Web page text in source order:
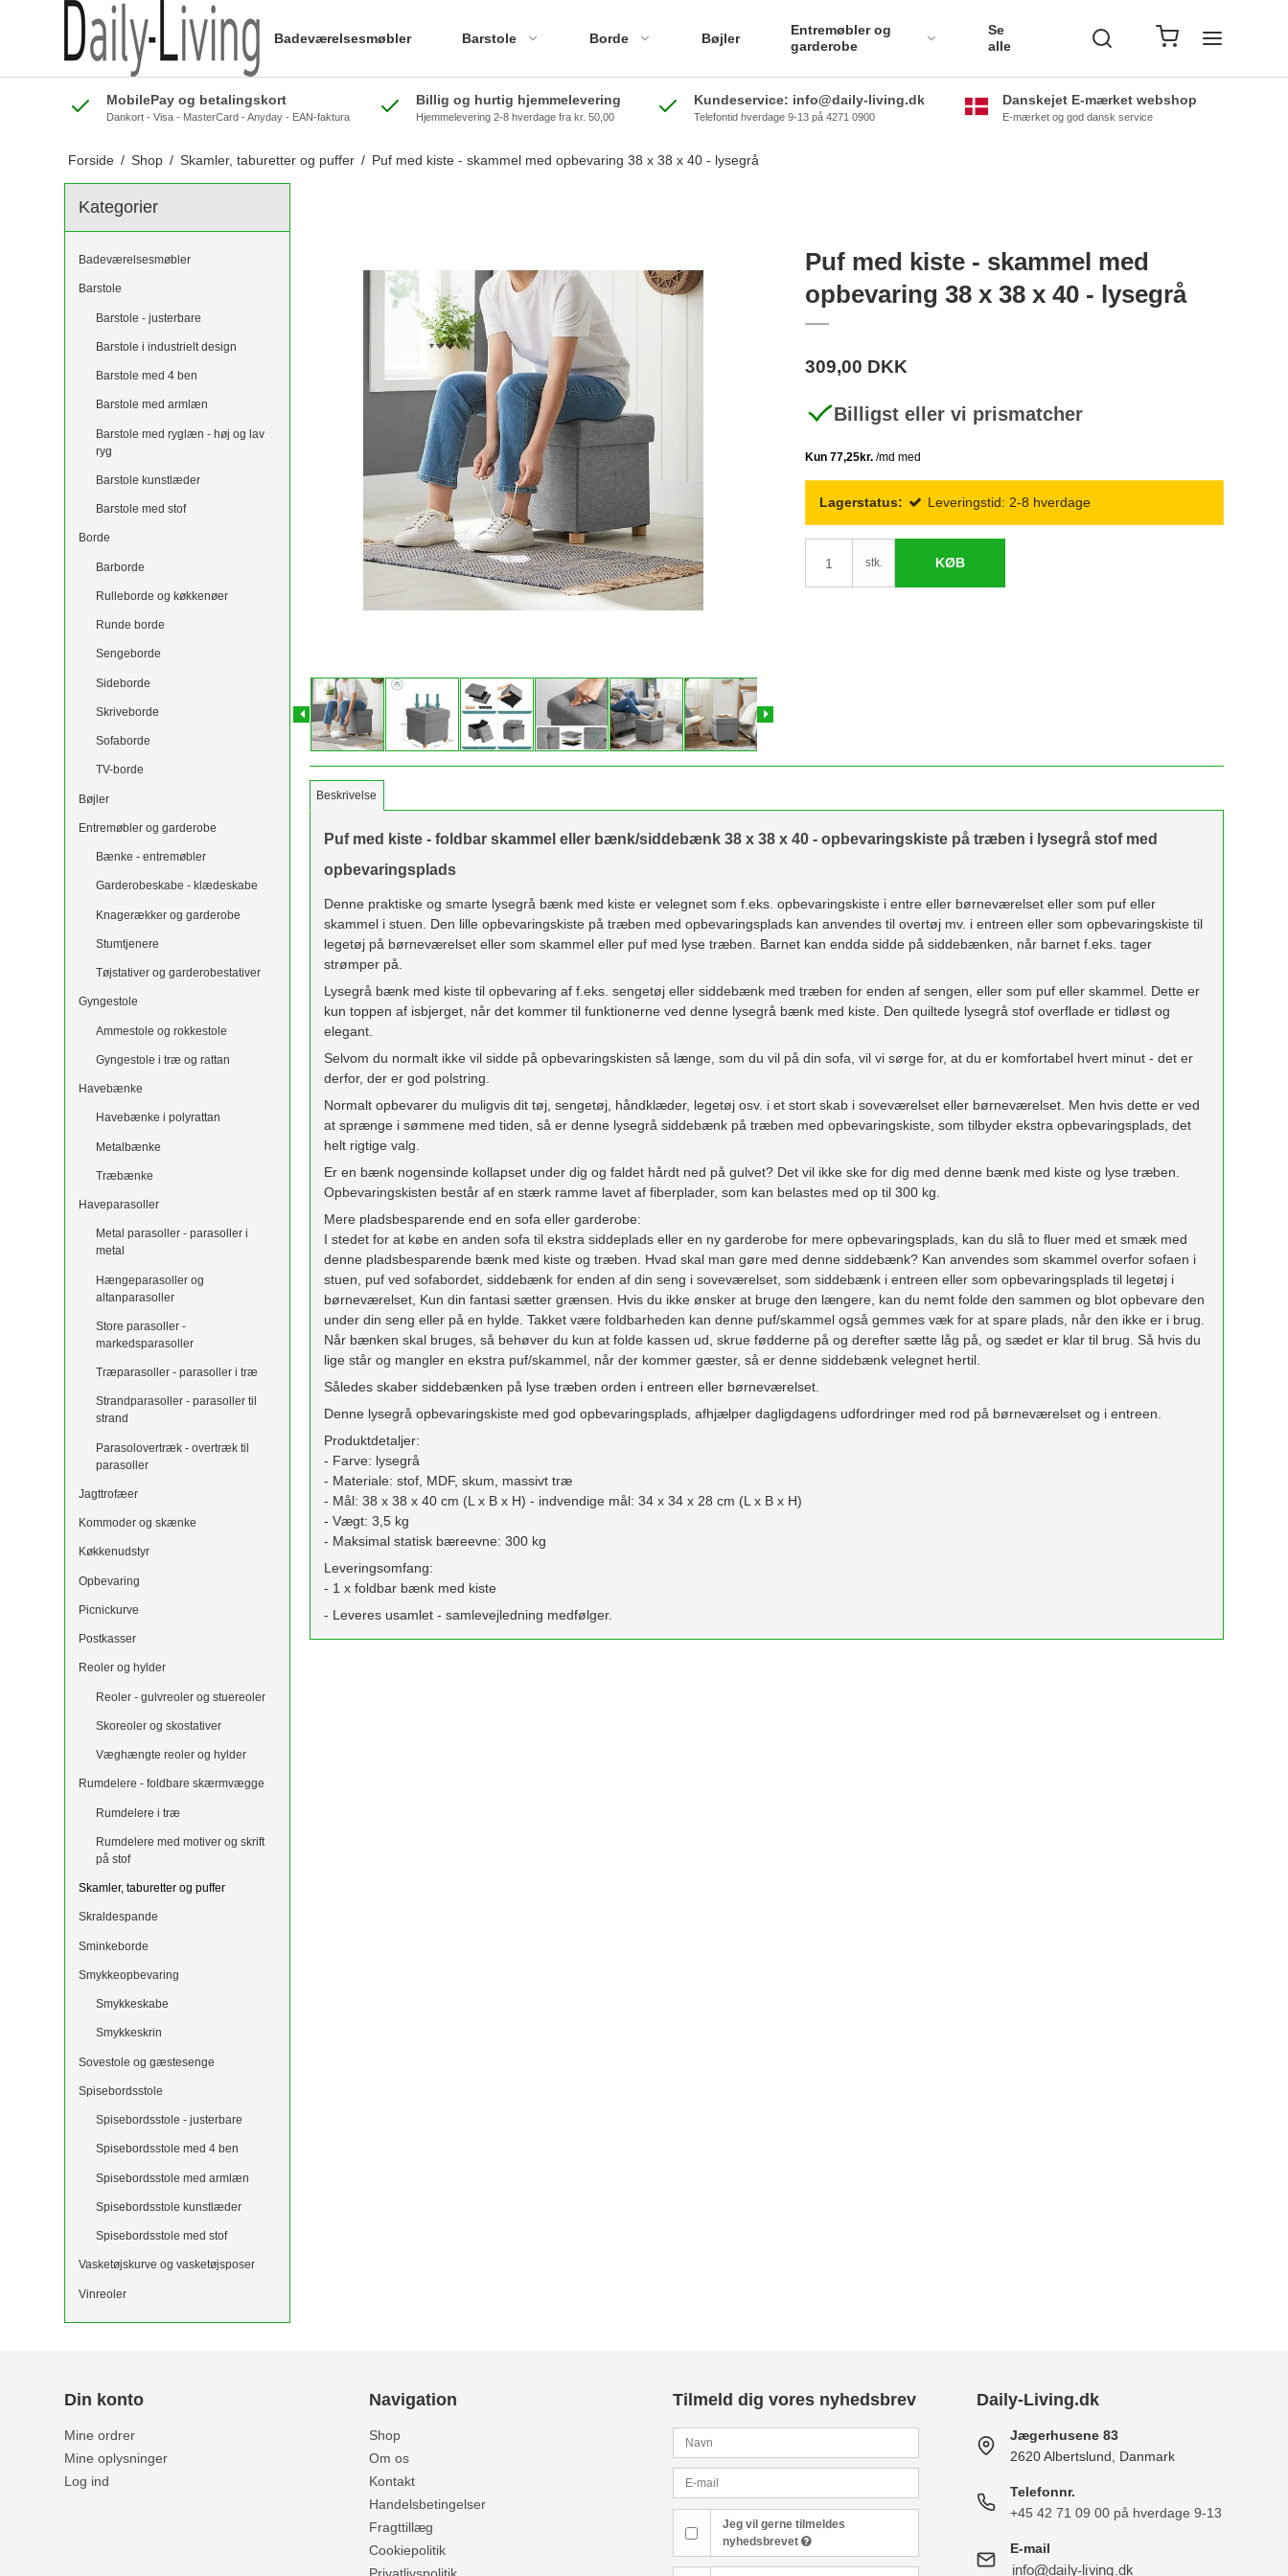
Badeværelsesmøbler Barstole Borde Bøjler
Entremøbler og
garderobe
Se
alle
MobilePay og betalingskort
Dankort - Visa - MasterCard - Anyday - EAN-faktura
Billig og hurtig hjemmelevering
Hjemmelevering 2-8 hverdage fra kr. 50,00
Kundeservice: info@daily-living.dk
Telefontid hverdage 9-13 på 4271 0900
Danskejet E-mærket webshop
E-mærket og god dansk service
Forside / Shop / Skamler, taburetter og puffer / Puf med kiste - skammel med opbevaring 38 x 38 x 40 - lysegrå
Kategorier
Badeværelsesmøbler
Barstole
Barstole - justerbare
Barstole i industrielt design
Barstole med 4 ben
Barstole med armlæn
Barstole med ryglæn - høj og lav
ryg
Barstole kunstlæder
Barstole med stof
Borde
Barborde
Rulleborde og køkkenøer
Runde borde
Sengeborde
Sideborde
Skriveborde
Sofaborde
TV-borde
Bøjler
Entremøbler og garderobe
Bænke - entremøbler
Garderobeskabe - klædeskabe
Knagerækker og garderobe
Stumtjenere
Tøjstativer og garderobestativer
Gyngestole
Ammestole og rokkestole
Gyngestole i træ og rattan
Havebænke
Havebænke i polyrattan
Metalbænke
Træbænke
Haveparasoller
Metal parasoller - parasoller i
metal
Hængeparasoller og
altanparasoller
Store parasoller -
markedsparasoller
Træparasoller - parasoller i træ
Strandparasoller - parasoller til
strand
Parasolovertræk - overtræk til
parasoller
Jagttrofæer
Kommoder og skænke
Køkkenudstyr
Opbevaring
Picnickurve
Postkasser
Reoler og hylder
Reoler - gulvreoler og stuereoler
Skoreoler og skostativer
Væghængte reoler og hylder
Rumdelere - foldbare skærmvægge
Rumdelere i træ
Rumdelere med motiver og skrift
på stof
Skamler, taburetter og puffer
Skraldespande
Sminkeborde
Smykkeopbevaring
Smykkeskabe
Smykkeskrin
Sovestole og gæstesenge
Spisebordsstole
Spisebordsstole - justerbare
Spisebordsstole med 4 ben
Spisebordsstole med armlæn
Spisebordsstole kunstlæder
Spisebordsstole med stof
Vasketøjskurve og vasketøjsposer
Vinreoler
Puf med kiste - skammel med
opbevaring 38 x 38 x 40 - lysegrå
309,00 DKK
Billigst eller vi prismatcher
Lagerstatus: Leveringstid: 2-8 hverdage
stk. KØB
Beskrivelse
Puf med kiste - foldbar skammel eller bænk/siddebænk 38 x 38 x 40 - opbevaringskiste på træben i lysegrå stof med
opbevaringsplads
Denne praktiske og smarte lysegrå bænk med kiste er velegnet som f.eks. opbevaringskiste i entre eller børneværelset eller som puf eller
skammel i stuen. Den lille opbevaringskiste på træben med opbevaringsplads kan anvendes til overtøj mv. i entreen eller som opbevaringskiste til
legetøj på børneværelset eller som skammel eller puf med lyse træben. Barnet kan endda sidde på siddebænken, når barnet f.eks. tager
strømper på.
Lysegrå bænk med kiste til opbevaring af f.eks. sengetøj eller siddebænk med træben for enden af ​​sengen, eller som puf eller skammel. Dette er
kun toppen af ​​isbjerget, når det kommer til funktionerne ved denne lysegrå bænk med kiste. Den quiltede lysegrå stof overflade er tidløst og
elegant.
Selvom du normalt ikke vil sidde på opbevaringskisten så længe, ​​som du vil på din sofa, vil vi sørge for, at du er komfortabel hvert minut - det er
derfor, der er god polstring.
Normalt opbevarer du muligvis dit tøj, sengetøj, håndklæder, legetøj osv. i et stort skab i soveværelset eller børneværelset. Men hvis dette er ved
at sprænge i sømmene med tiden, så er denne lysegrå siddebænk på træben med opbevaringskiste, som tilbyder ekstra opbevaringsplads, det
helt rigtige valg.
Er en bænk nogensinde kollapset under dig og faldet hårdt ned på gulvet? Det vil ikke ske for dig med denne bænk med kiste og lyse træben.
Opbevaringskisten består af en stærk ramme lavet af fiberplader, som kan belastes med op til 300 kg.
Mere pladsbesparende end en sofa eller garderobe:
I stedet for at købe en anden sofa til ekstra siddeplads eller en ny garderobe for mere opbevaringsplads, kan du slå to fluer med et smæk med
denne pladsbesparende bænk med kiste og træben. Hvad skal man gøre med denne siddebænk? Kan anvendes som skammel overfor sofaen i
stuen, puf ved sofabordet, siddebænk for enden af ​​din seng i soveværelset, som siddebænk i entreen eller som opbevaringsplads til legetøj i
børneværelset, Kun din fantasi sætter grænsen. Hvis du ikke ønsker at bruge den længere, kan du nemt folde den sammen og blot opbevare den
under din seng eller på en hylde. Takket være foldbarheden kan denne puf/skammel også gemmes væk for at spare plads, når den ikke er i brug.
Når bænken skal bruges, så behøver du kun at folde kassen ud, skrue fødderne på og derefter sætte låg på, og sædet er klar til brug. Så hvis du
lige står og mangler en ekstra puf/skammel, når der kommer gæster, så er denne siddebænk velegnet hertil.
Således skaber siddebænken på lyse træben orden i entreen eller børneværelset.
Denne lysegrå opbevaringskiste med god opbevaringsplads, afhjælper dagligdagens udfordringer med rod på børneværelset og i entreen.
Produktdetaljer:
- Farve: lysegrå
- Materiale: stof, MDF, skum, massivt træ
- Mål: 38 x 38 x 40 cm (L x B x H) - indvendige mål: 34 x 34 x 28 cm (L x B x H)
- Vægt: 3,5 kg
- Maksimal statisk bæreevne: 300 kg
Leveringsomfang:
- 1 x foldbar bænk med kiste
- Leveres usamlet - samlevejledning medfølger.
Din konto
Mine ordrer
Mine oplysninger
Log ind
Navigation
Shop
Om os
Kontakt
Handelsbetingelser
Fragttillæg
Cookiepolitik
Privatlivspolitik
Tilmeld dig vores nyhedsbrev
Jeg vil gerne tilmeldes
nyhedsbrevet
Daily-Living.dk
Jægerhusene 83
2620 Albertslund, Danmark
Telefonnr.
+45 42 71 09 00 på hverdage 9-13
E-mail